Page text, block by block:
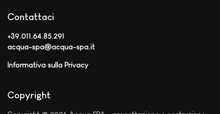
Contattaci
+39.011.64.85.291
acqua-spa@acqua-spa.it
Informativa sulla Privacy
Copyright